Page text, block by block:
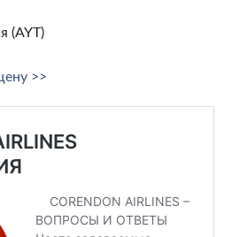
(AYT)
>>